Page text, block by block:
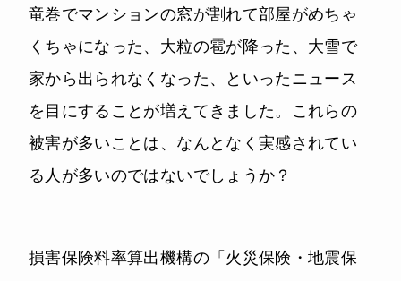
竜巻でマンションの窓が割れて部屋がめちゃ
くちゃになった、大粒の雹が降った、大雪で
家から出られなくなった、といったニュース
を目にすることが増えてきました。これらの
被害が多いことは、なんとなく実感されてい
る人が多いのではないでしょうか？
損害保険料率算出機構の「火災保険・地震保